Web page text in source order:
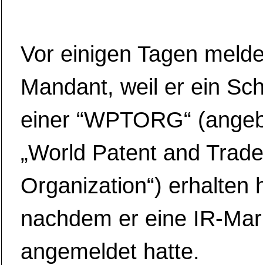
Vor einigen Tagen
Mandant, weil er ein
einer “WPTORG“
„World Patent and
Organization“) erhalten
nachdem er eine IR-
angemeldet hatte.